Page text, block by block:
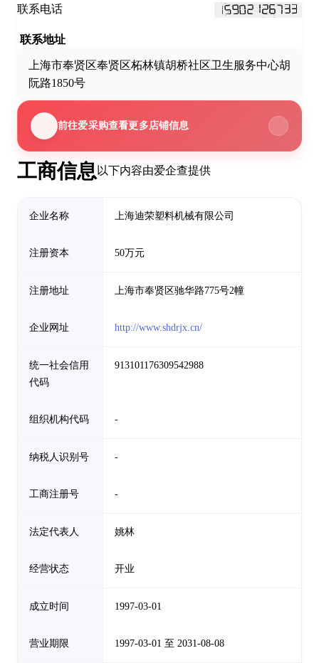
工商信息 以下内容由爱企查提供
企业名称 上海迪荣塑料机械有限公司
注册资本 50万元
注册地址 上海市奉贤区驰华路775号2幢
企业网址 http://www.shdrjx.cn/
统一社会信用
代码
913101176309542988
组织机构代码 -
纳税人识别号 -
工商注册号 -
法定代表人 姚林
经营状态 开业
成立时间 1997-03-01
营业期限 1997-03-01 至 2031-08-08
联系电话
联系地址
上海市奉贤区奉贤区柘林镇胡桥社区卫生服务中心胡
阮路1850号
前往爱采购查看更多店铺信息